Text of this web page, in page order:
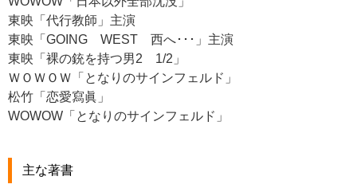
東映「代行教師」主演
東映「GOING WEST 西へ･･･」主演
東映「裸の銃を持つ男2 1/2」
ＷＯＷＯＷ「となりのサインフェルド」
松竹「恋愛寫眞」
WOWOW「となりのサインフェルド」
主な著書